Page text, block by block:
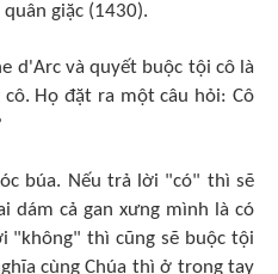
giặc (1430).
d'Arc và quyết buộc tội cô là
Họ đặt ra một câu hỏi: Cô
búa. Nếu trả lời "có" thì sẽ
dám cả gan xưng mình là có
"không" thì cũng sẽ buộc tội
cùng Chúa thì ở trong tay